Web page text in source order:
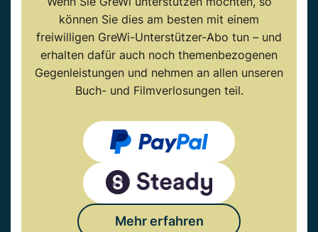
können Sie dies am besten mit einem
freiwilligen GreWi-Unterstützer-Abo tun – und
erhalten dafür auch noch themenbezogenen
Gegenleistungen und nehmen an allen unseren
Buch- und Filmverlosungen teil.
Mehr erfahren